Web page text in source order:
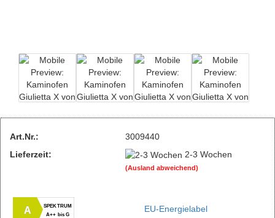
Art.Nr.:
3009440
Lieferzeit:
2-3 Wochen
(Ausland abweichend)
A
SPEKTRUM
A++ bis G
EU-Energielabel